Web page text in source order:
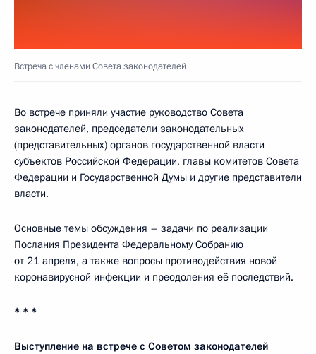
Встреча с членами Совета законодателей
Во встрече приняли участие руководство Совета
законодателей, председатели законодательных
(представительных) органов государственной власти
субъектов Российской Федерации, главы комитетов Совета
Федерации и Государственной Думы и другие представители
власти.
Основные темы обсуждения – задачи по реализации
Послания Президента Федеральному Собранию
от 21 апреля, а также вопросы противодействия новой
коронавирусной инфекции и преодоления её последствий.
* * *
Выступление на встрече с Советом законодателей